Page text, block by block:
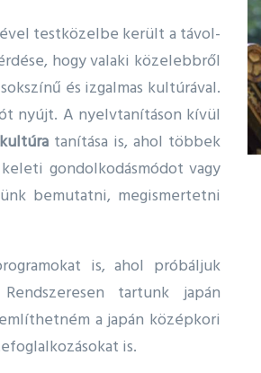
testközelbe került a távol-
hogy valaki közelebbről
és izgalmas kultúrával.
nyújt. A nyelvtanításon kívül
kultúra tanítása is, ahol többek
gondolkodásmódot vagy
bemutatni, megismertetni
is, ahol próbáljuk
tartunk japán
a japán középkori
is.